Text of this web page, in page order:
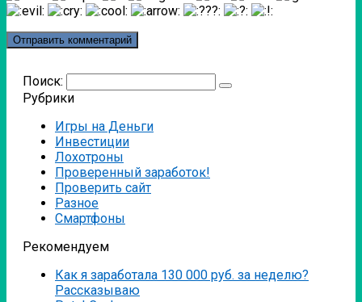
Поиск:
Рубрики
Игры на Деньги
Инвестиции
Лохотроны
Проверенный заработок!
Проверить сайт
Разное
Смартфоны
Рекомендуем
Как я заработала 130 000 руб. за неделю?
Рассказываю